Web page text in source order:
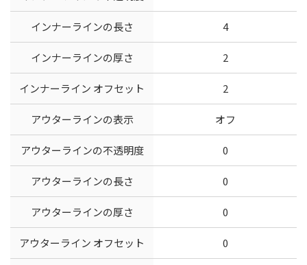
インナーラインの長さ 4
インナーラインの厚さ 2
インナーライン オフセット 2
アウターラインの表示 オフ
アウターラインの不透明度 0
アウターラインの長さ 0
アウターラインの厚さ 0
アウターライン オフセット 0